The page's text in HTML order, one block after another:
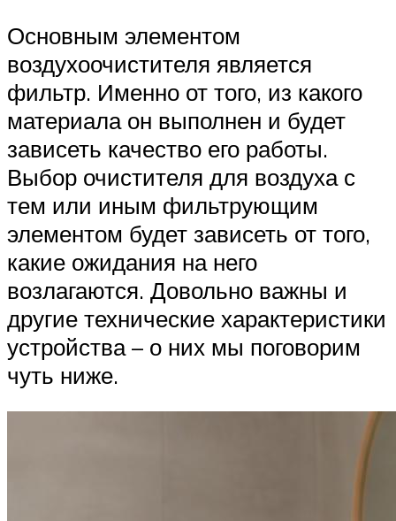
Основным элементом
воздухоочистителя является
фильтр. Именно от того, из какого
материала он выполнен и будет
зависеть качество его работы.
Выбор очистителя для воздуха с
тем или иным фильтрующим
элементом будет зависеть от того,
какие ожидания на него
возлагаются. Довольно важны и
другие технические характеристики
устройства – о них мы поговорим
чуть ниже.